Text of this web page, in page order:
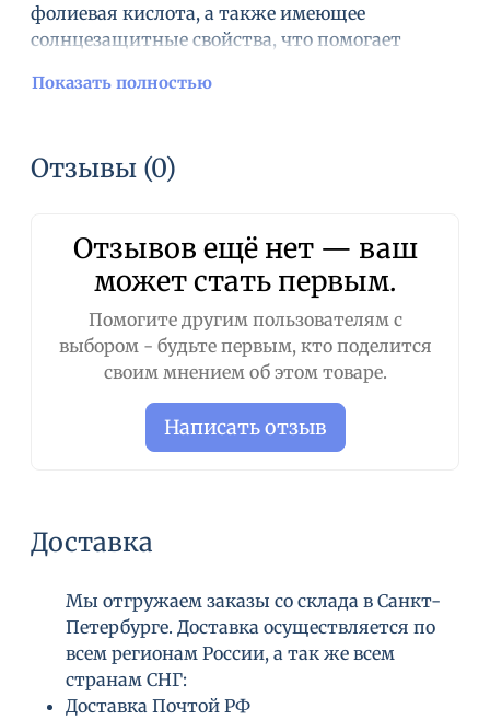
фолиевая кислота, а также имеющее
солнцезащитные свойства, что помогает
лучей.
держать флакон на расстоянии 20-25 см от
шерсти. Поднять шерсть и тщательно
Можно использовать после укладки для
фиксации. Во время распыления закрыть
полотенцем глаза животного.
Показать полностью
Отзывы (0)
Отзывов ещё нет — ваш
может стать первым.
Помогите другим пользователям с
выбором - будьте первым, кто поделится
своим мнением об этом товаре.
Написать отзыв
Доставка
Мы отгружаем заказы со склада в Санкт-
Петербурге. Доставка осуществляется по
всем регионам России, а так же всем
странам СНГ:
Доставка Почтой РФ